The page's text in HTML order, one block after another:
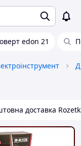
edon 21
доставка